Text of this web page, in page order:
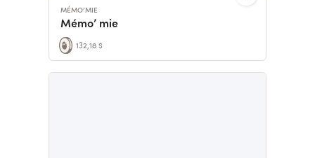
MÉMO’MIE
Mémo’ mie
132,18 $